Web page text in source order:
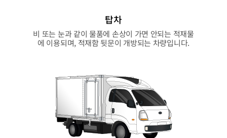
탑차
비 또는 눈과 같이 물품에 손상이 가면 안되는 적재물
에 이용되며, 적재함 뒷문이 개방되는 차량입니다.